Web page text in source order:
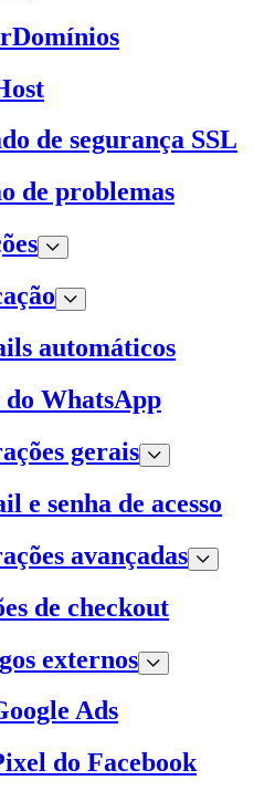
de segurança SSL
de problemas
automáticos
do WhatsApp
gerais
e senha de acesso
avançadas
de checkout
externos
Ads
do Facebook